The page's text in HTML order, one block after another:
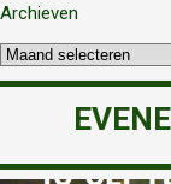
Archieven